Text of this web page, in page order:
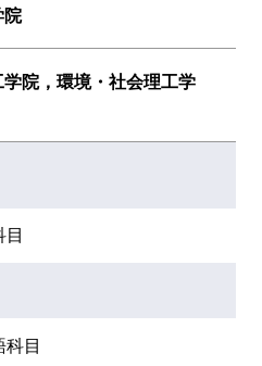
科目
目
科目
ス科目
目
科目
科目
系
科目
院
目
科目
目
院，環境・社会理工学
理工学院，環境・社会
目